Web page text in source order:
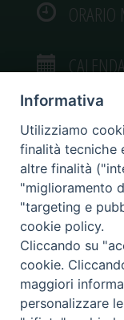
ORARIO
Diocesi di Caltagirone
Informativa
Utilizziamo
finalità tecniche
altre finalità
"miglioramento
"targeting e
cookie policy.
Cliccando su
cookie.
maggiori
personalizzare